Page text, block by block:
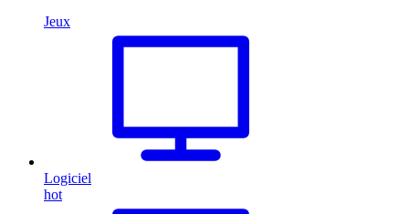
Jeux
Logiciel
hot